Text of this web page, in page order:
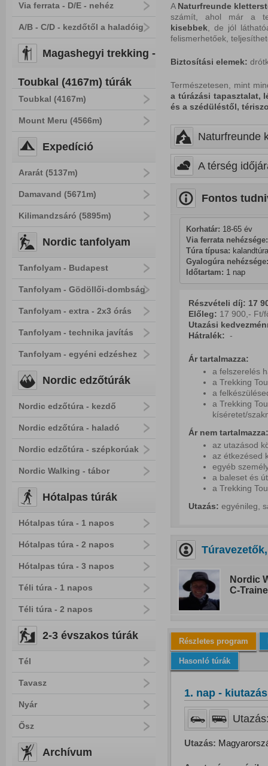
Via ferrata - D/E - nehéz
A/B - C/D - kezdőtől a haladóig
Magashegyi trekking -
Toubkal (4167m) túrák
Toubkal (4167m)
Mount Meru (4566m)
Expedíció
Ararát (5137m)
Damavand (5671m)
Kilimandzsáró (5895m)
Nordic tanfolyam
Tanfolyam - Budapest
Tanfolyam - Gödöllői-dombság
Tanfolyam - extra - 2x3 órás
Tanfolyam - technika javítás
Tanfolyam - egyéni edzéshez
Nordic edzőtúrák
Nordic edzőtúra - kezdő
Nordic edzőtúra - haladó
Nordic edzőtúra - szépkorúak
Nordic Walking - tábor
Hótalpas túrák
Hótalpas túra - 1 napos
Hótalpas túra - 2 napos
Hótalpas túra - 3 napos
Téli túra - 1 napos
Téli túra - 2 napos
2-3 évszakos túrák
Tél
Tavasz
Nyár
Ősz
Archívum
A Naturfreunde
számít, ahol már a
kisebbek , de jól
felismerhetőek,
Biztosítási elemek:
Természetesen, mint
a túrázási tapasztalat,
és a szédüléstől,
Naturfreunde
A térség
Fontos
Korhatár: 18-65 év
Via ferrata nehézsége:
Túra típusa:
Gyalogúra nehézsége:
Időtartam: 1 nap
Részvételi díj: 17
Előleg: 17 900,- Ft/
Utazási
Hátralék: -
Ár tartalmazza:
a felszerelés
a Trekking
a
a Trekking
kíséretet/
Ár nem tartalmazza:
az utazásod
az étkezésed
egyéb
a baleset és
a Trekking
Utazás: egyénileg,
Nordic
C-
Részletes program
Hasonló túrák
1. nap -
Utazás: